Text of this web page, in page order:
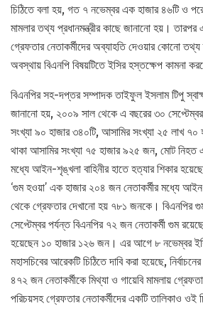
চিঠিতে বলা হয়, গত ৭ নভেম্বর এক হাজার ৪৬টি ও
মামলার তথ্য প্রধানমন্ত্রীর কাছে জানানো হয়।
গ্রেফতার নেতাকর্মীদের অব্যাহতি দেওয়ার কোনো
অবস্থায় বিএনপি বিষয়টিতে ইসির হস্তক্ষেপ কামনা
বিএনপির সহ-দপ্তর সম্পাদক তাইফুল ইসলাম টিপু
জানানো হয়, ২০০৯ সাল থেকে এ বছরের ৩০ সেপ্টেম্বর
সংখ্যা ৯০ হাজার ৩৪০টি, আসামির সংখ্যা ২৫ লাখ
থাকা আসামির সংখ্যা ৭৫ হাজার ৯২৫ জন, মোট নিহত
মধ্যে আইন-শৃঙ্খলা বাহিনীর হাতে হত্যার শিকার
‘গুম হওয়া’ এক হাজার ২০৪ জন নেতাকর্মীর মধ্যে
থেকে গ্রেফতার দেখানো হয় ৭৮১ জনকে।
সেপ্টেম্বর পর্যন্ত বিএনপির ৭২ জন নেতাকর্মী গুম
হয়েছেন ১০ হাজার ১২৬ জন। এর আগে ৮ নভেম্বর
মহাসচিবের আরেকটি চিঠিতে দাবি করা হয়েছে,
৪৭২ জন নেতাকর্মীকে মিথ্যা ও গায়েবি মামলায়
পরিচয়সহ গ্রেফতার নেতাকর্মীদের একটি তালিকাও ওই